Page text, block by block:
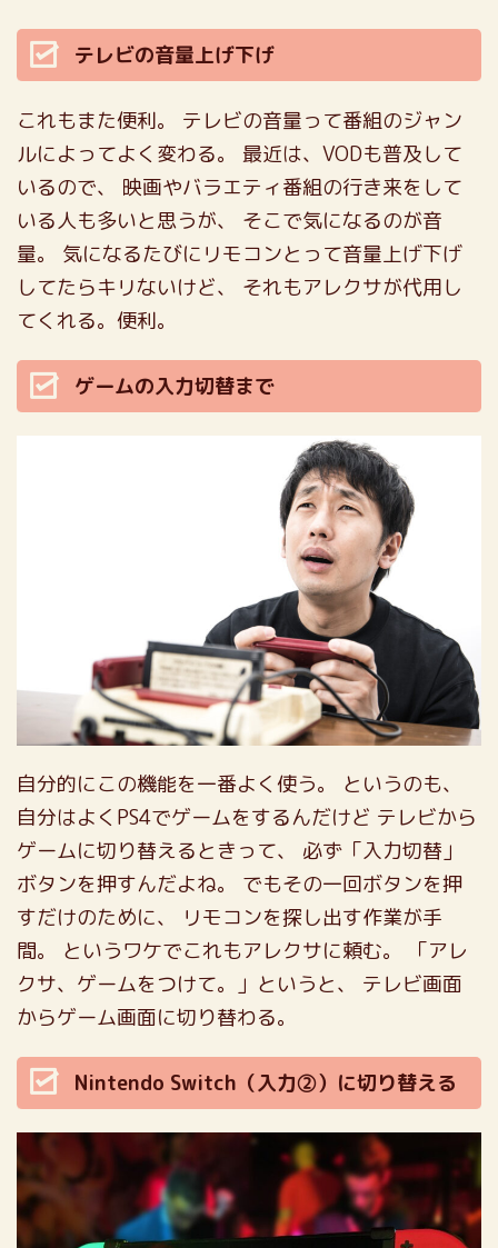
テレビの音量上げ下げ
これもまた便利。
テレビの音量って番組のジャン
ルによってよく変わる。
最近は、VODも普及して
いるので、
映画やバラエティ番組の行き来をして
いる人も多いと思うが、
そこで気になるのが音
量。
気になるたびにリモコンとって音量上げ下げ
してたらキリないけど、
それもアレクサが代用し
てくれる。便利。
ゲームの入力切替まで
自分的にこの機能を一番よく使う。
というのも、
自分はよくPS4でゲームをするんだけど テレビから
ゲームに切り替えるときって、
必ず「入力切替」
ボタンを押すんだよね。
でもその一回ボタンを押
すだけのために、
リモコンを探し出す作業が手
間。
というワケでこれもアレクサに頼む。
「アレ
クサ、ゲームをつけて。」というと、
テレビ画面
からゲーム画面に切り替わる。
Nintendo Switch（入力②）に切り替える